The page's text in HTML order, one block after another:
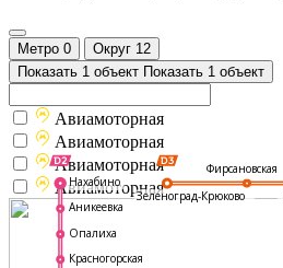
Метро 0 Округ 12
Показать 1 объект Показать 1 объект
Фирсановская
Нахабино
Аникеевка
Опалиха
Красногорская
Зеленоград-Крюково
Авиамоторная
Авиамоторная
Авиамоторная
Авиамоторная